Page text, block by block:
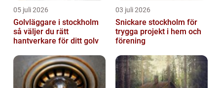
05 juli 2026
Golvläggare i stockholm
så väljer du rätt
hantverkare för ditt golv
03 juli 2026
Snickare stockholm för
trygga projekt i hem och
förening